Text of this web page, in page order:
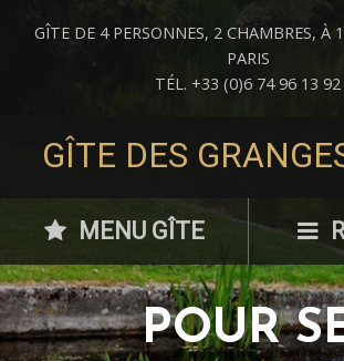
GÎTE DE 4 PERSONNES, 2 CHAMBRES, À
PARIS
TÉL. +33 (0)6 74 96 13 92
GÎTE DES
MENU GÎTE
POUR